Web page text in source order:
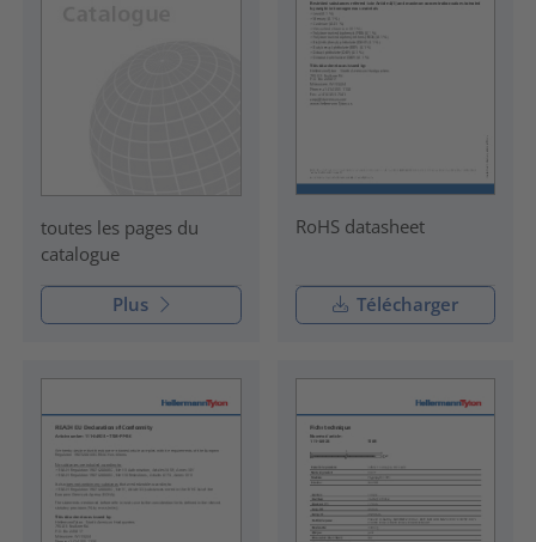
toutes les pages du
catalogue
Plus
RoHS datasheet
Télécharger